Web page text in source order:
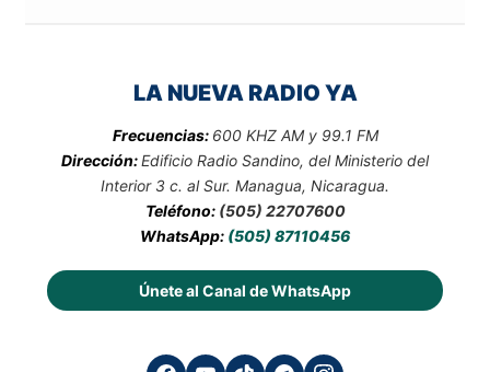
LA NUEVA RADIO YA
Frecuencias: 600 KHZ AM y 99.1 FM
Dirección:Edificio Radio Sandino, del Ministerio del
Interior 3 c. al Sur. Managua, Nicaragua.
Teléfono: (505) 22707600
WhatsApp: (505) 87110456
Únete al Canal de WhatsApp